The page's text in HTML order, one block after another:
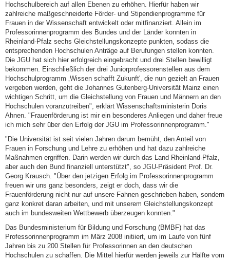
Hochschulbereich auf allen Ebenen zu erhöhen. Hierfür haben wir
zahlreiche maßgeschneiderte Förder- und Stipendienprogramme für
Frauen in der Wissenschaft entwickelt oder mitfinanziert. Allein im
Professorinnenprogramm des Bundes und der Länder konnten in
Rheinland-Pfalz sechs Gleichstellungskonzepte punkten, sodass die
entsprechenden Hochschulen Anträge auf Berufungen stellen konnten.
Die JGU hat sich hier erfolgreich eingebracht und drei Stellen bewilligt
bekommen. Einschließlich der drei Juniorprofessorenstellen aus dem
Hochschulprogramm ‚Wissen schafft Zukunft', die nun gezielt an Frauen
vergeben werden, geht die Johannes Gutenberg-Universität Mainz einen
wichtigen Schritt, um die Gleichstellung von Frauen und Männern an den
Hochschulen voranzutreiben", erklärt Wissenschaftsministerin Doris
Ahnen. "Frauenförderung ist mir ein besonderes Anliegen und daher freue
ich mich sehr über den Erfolg der JGU im Professorinnenprogramm."
"Die Universität ist seit vielen Jahren darum bemüht, den Anteil von
Frauen in Forschung und Lehre zu erhöhen und hat dazu zahlreiche
Maßnahmen ergriffen. Darin werden wir durch das Land Rheinland-Pfalz,
aber auch den Bund finanziell unterstützt", so JGU-Präsident Prof. Dr.
Georg Krausch. "Über den jetzigen Erfolg im Professorinnenprogramm
freuen wir uns ganz besonders, zeigt er doch, dass wir die
Frauenförderung nicht nur auf unsere Fahnen geschrieben haben, sondern
ganz konkret daran arbeiten, und mit unserem Gleichstellungskonzept
auch im bundesweiten Wettbewerb überzeugen konnten."
Das Bundesministerium für Bildung und Forschung (BMBF) hat das
Professorinnenprogramm im März 2008 initiiert, um im Laufe von fünf
Jahren bis zu 200 Stellen für Professorinnen an den deutschen
Hochschulen zu schaffen. Die Mittel hierfür werden jeweils zur Hälfte vom